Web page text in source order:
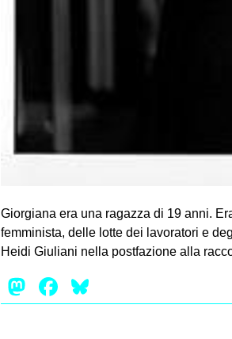
Giorgiana era una ragazza di 19 anni.
femminista, delle lotte dei lavoratori e
Heidi Giuliani nella postfazione alla
Mastodon
Facebook